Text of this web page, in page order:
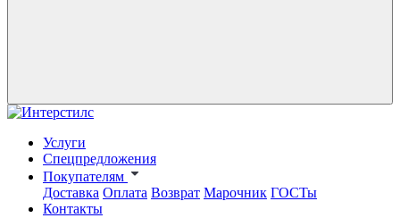
Услуги
Спецпредложения
Покупателям
Доставка Оплата Возврат Марочник ГОСТы
Контакты